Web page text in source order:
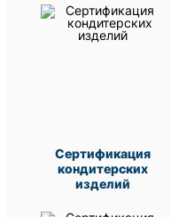
Сертификация
кондитерских
изделий